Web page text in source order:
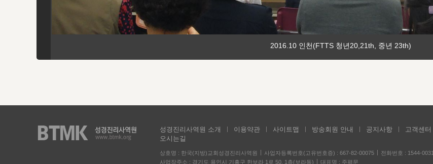
2016.10 인천(FTTS 청년20,21th, 중년 23th)
성경진리사역원 소개 이용약관 사이트맵 방송회원 안내 공지사항
고객센터
오시는길
상호명 : 한국(지방)교회성경진리사역원 사업자등록번호(고유번호증) : 667-82-00075
전화번호 : 1544-0031
사업장주소 : 경기도 용인시 기흥구 한보라 1로 50, 1층(보라동)
대표명 : 주평문